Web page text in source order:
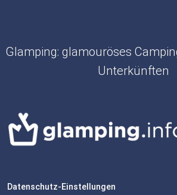
Glamping: glamouröses
Unterkünften
Datenschutz-Einstellungen